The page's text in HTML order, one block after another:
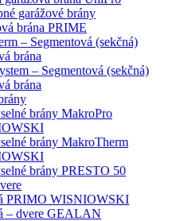
garážové brány
brána PRIME
– Segmentová (sekčná)
brána
– Segmentová (sekčná)
brána
brány MakroPro
brány MakroTherm
brány PRESTO 50
PRIMO WISNIOWSKI
– dvere GEALAN